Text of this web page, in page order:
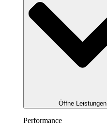
Öffne Leistungen
Performance